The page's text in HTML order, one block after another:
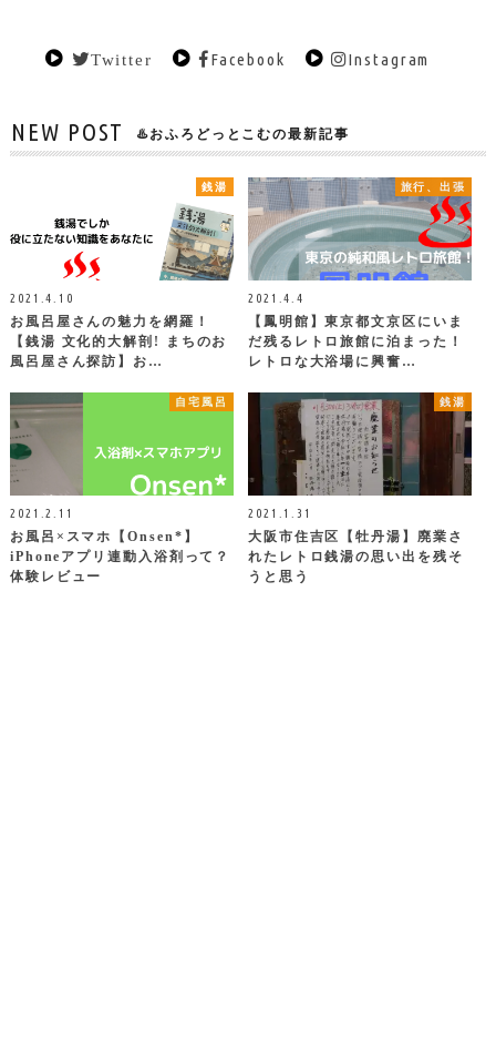
Twitter Facebook Instagram
NEW POST ♨️おふろどっとこむの最新記事
銭湯
2021.4.10
お風呂屋さんの魅力を網羅！
【銭湯 文化的大解剖! まちのお
風呂屋さん探訪】お…
旅行、出張
2021.4.4
【鳳明館】東京都文京区にいま
だ残るレトロ旅館に泊まった！
レトロな大浴場に興奮…
自宅風呂
2021.2.11
お風呂×スマホ【Onsen*】
iPhoneアプリ連動入浴剤って？
体験レビュー
銭湯
2021.1.31
大阪市住吉区【牡丹湯】廃業さ
れたレトロ銭湯の思い出を残そ
うと思う